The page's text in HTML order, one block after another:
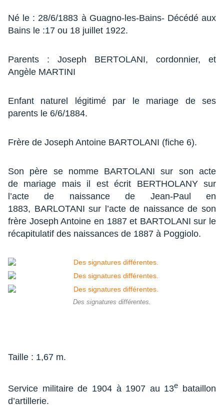
Né le : 28/6/1883 à Guagno-les-Bains- Décédé aux
Bains le :17 ou 18 juillet 1922.
Parents : Joseph BERTOLANI, cordonnier, et
Angèle MARTINI
Enfant naturel légitimé par le mariage de ses
parents le 6/6/1884.
Frère de Joseph Antoine BARTOLANI (fiche 6).
Son père se nomme BARTOLANI sur son acte
de mariage mais il est écrit BERTHOLANY sur
l’acte de naissance de Jean-Paul en
1883, BARLOTANI sur l’acte de naissance de son
frère Joseph Antoine en 1887 et BARTOLANI sur le
récapitulatif des naissances de 1887 à Poggiolo.
Des signatures différentes.
Taille : 1,67 m.
Service militaire de 1904 à 1907 au 13e
bataillon
d’artillerie.